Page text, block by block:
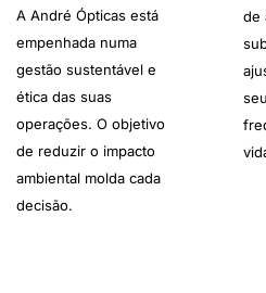
A André Ópticas está
empenhada numa
gestão sustentável e
ética das suas
operações. O objetivo
de reduzir o impacto
ambiental molda cada
decisão.
de